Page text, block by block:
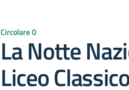
Circolare 0
La Notte
Liceo